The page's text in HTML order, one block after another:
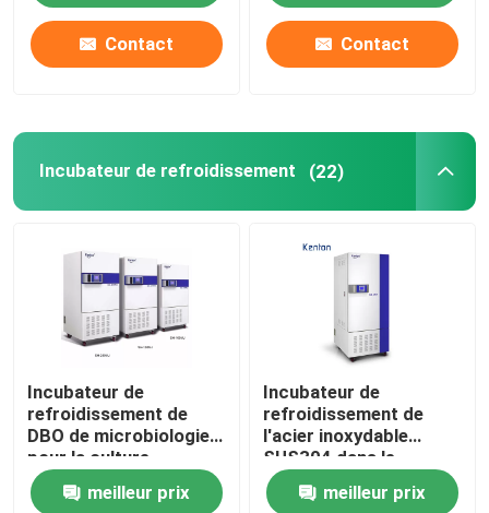
Incubateur de CO2
Agitateur d'incubateur de plaquettes
Four à moufle
Bain-marie de laboratoire
Contact Contact
Incubateur de refroidissement (22)
Incubateur de
refroidissement de
DBO de microbiologie
pour la culture
bactérienne 110V
220V
meilleur prix
Incubateur de
refroidissement de
l'acier inoxydable
SUS304 dans le
laboratoire médical
400L
meilleur prix